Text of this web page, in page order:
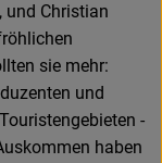
und Christian
sie mehr:
und
-
haben